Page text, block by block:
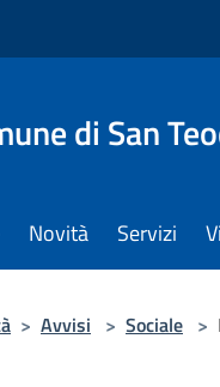
di San
Novità Servizi
> Avvisi > Sociale >